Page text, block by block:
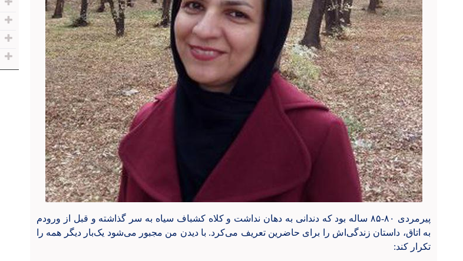
پیرمردی ۸۰-۸۵ ساله بود که دندانی به دهان نداشت و کلاه کشباف سیاه به سر گذاشته و قبل از ورودم
به اتاق، داستان زندگی‌اش را برای حاضرین تعریف می‌کرد. با دیدن من مجبور می‌شود یک‌بار دیگر همه را
تکرار کند: